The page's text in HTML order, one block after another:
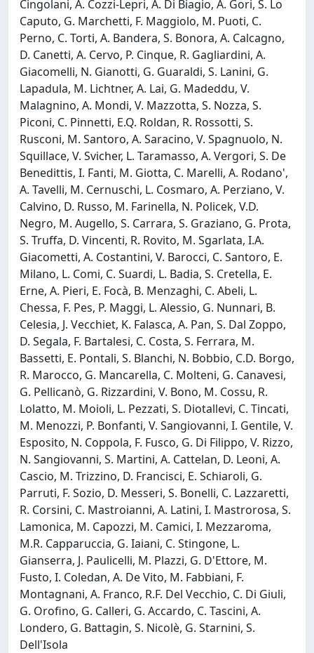
Cingolani, A. Cozzi-Lepri, A. Di Biagio, A. Gori, S. Lo
Caputo, G. Marchetti, F. Maggiolo, M. Puoti, C.
Perno, C. Torti, A. Bandera, S. Bonora, A. Calcagno,
D. Canetti, A. Cervo, P. Cinque, R. Gagliardini, A.
Giacomelli, N. Gianotti, G. Guaraldi, S. Lanini, G.
Lapadula, M. Lichtner, A. Lai, G. Madeddu, V.
Malagnino, A. Mondi, V. Mazzotta, S. Nozza, S.
Piconi, C. Pinnetti, E.Q. Roldan, R. Rossotti, S.
Rusconi, M. Santoro, A. Saracino, V. Spagnuolo, N.
Squillace, V. Svicher, L. Taramasso, A. Vergori, S. De
Benedittis, I. Fanti, M. Giotta, C. Marelli, A. Rodano',
A. Tavelli, M. Cernuschi, L. Cosmaro, A. Perziano, V.
Calvino, D. Russo, M. Farinella, N. Policek, V.D.
Negro, M. Augello, S. Carrara, S. Graziano, G. Prota,
S. Truffa, D. Vincenti, R. Rovito, M. Sgarlata, I.A.
Giacometti, A. Costantini, V. Barocci, C. Santoro, E.
Milano, L. Comi, C. Suardi, L. Badia, S. Cretella, E.
Erne, A. Pieri, E. Focà, B. Menzaghi, C. Abeli, L.
Chessa, F. Pes, P. Maggi, L. Alessio, G. Nunnari, B.
Celesia, J. Vecchiet, K. Falasca, A. Pan, S. Dal Zoppo,
D. Segala, F. Bartalesi, C. Costa, S. Ferrara, M.
Bassetti, E. Pontali, S. Blanchi, N. Bobbio, C.D. Borgo,
R. Marocco, G. Mancarella, C. Molteni, G. Canavesi,
G. Pellicanò, G. Rizzardini, V. Bono, M. Cossu, R.
Lolatto, M. Moioli, L. Pezzati, S. Diotallevi, C. Tincati,
M. Menozzi, P. Bonfanti, V. Sangiovanni, I. Gentile, V.
Esposito, N. Coppola, F. Fusco, G. Di Filippo, V. Rizzo,
N. Sangiovanni, S. Martini, A. Cattelan, D. Leoni, A.
Cascio, M. Trizzino, D. Francisci, E. Schiaroli, G.
Parruti, F. Sozio, D. Messeri, S. Bonelli, C. Lazzaretti,
R. Corsini, C. Mastroianni, A. Latini, I. Mastrorosa, S.
Lamonica, M. Capozzi, M. Camici, I. Mezzaroma,
M.R. Capparuccia, G. Iaiani, C. Stingone, L.
Gianserra, J. Paulicelli, M. Plazzi, G. D'Ettore, M.
Fusto, I. Coledan, A. De Vito, M. Fabbiani, F.
Montagnani, A. Franco, R.F. Del Vecchio, C. Di Giuli,
G. Orofino, G. Calleri, G. Accardo, C. Tascini, A.
Londero, G. Battagin, S. Nicolè, G. Starnini, S.
Dell'Isola